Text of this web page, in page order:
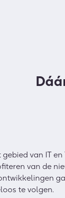
van IT en
van de
te volgen.